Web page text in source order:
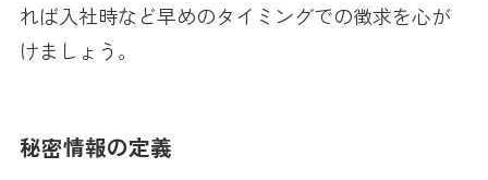
れば入社時など早めのタイミングでの徴求を心が
けましょう。
秘密情報の定義